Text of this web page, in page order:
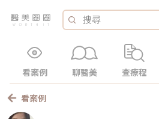
看案例 聊醫美 查療程
看案例